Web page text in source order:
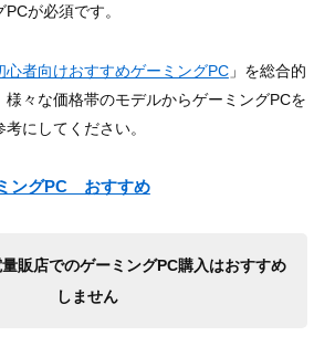
が必須です。
心者向けおすすめゲーミングPC」を総合的
様々な価格帯のモデルからゲーミングPCを
にしてください。
ングPC おすすめ
量販店でのゲーミングPC購入はおすすめ
しません